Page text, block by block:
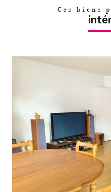
Ces biens
voir